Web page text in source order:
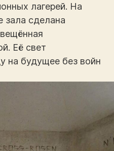
лагерей. На
зала сделана
Её свет
на будущее без войн